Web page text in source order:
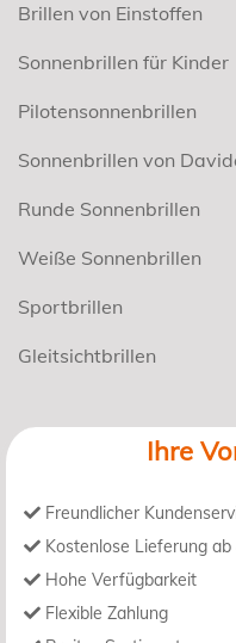
Brillen von Einstoffen
Sonnenbrillen für Kinder
Pilotensonnenbrillen
Sonnenbrillen von
Runde Sonnenbrillen
Weiße Sonnenbrillen
Sportbrillen
Gleitsichtbrillen
Ihre
Freundlicher
Kostenlose Lieferung
Hohe Verfügbarkeit
Flexible Zahlung